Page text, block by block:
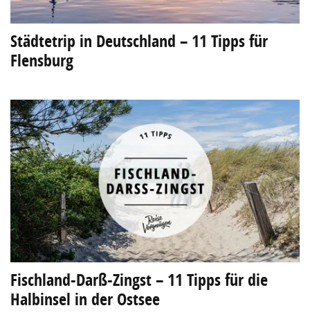
Städtetrip in Deutschland – 11 Tipps für
Flensburg
Fischland-Darß-Zingst – 11 Tipps für die
Halbinsel in der Ostsee